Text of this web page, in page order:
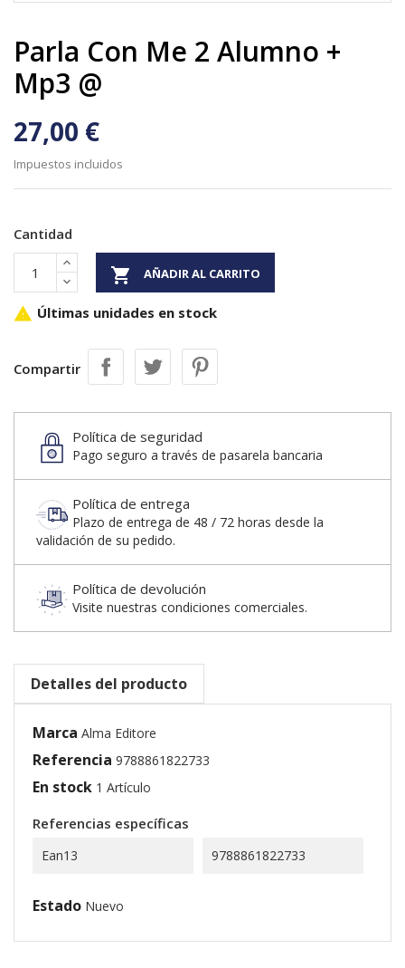
Parla Con Me 2 Alumno +
Mp3 @
27,00 €
Impuestos incluidos
Cantidad
 AÑADIR AL CARRITO
 Últimas unidades en stock
Compartir
Política de seguridad
Pago seguro a través de pasarela bancaria
Política de entrega
Plazo de entrega de 48 / 72 horas desde la
validación de su pedido.
Política de devolución
Visite nuestras condiciones comerciales.
Detalles del producto
Marca Alma Editore
Referencia 9788861822733
En stock 1 Artículo
Referencias específicas
Ean13 9788861822733
Estado Nuevo